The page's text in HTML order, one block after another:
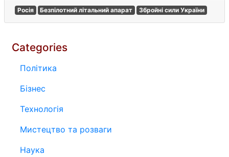
Росія Безпілотний літальний апарат Збройні сили України
Categories
Політика
Бізнес
Технологія
Мистецтво та розваги
Наука